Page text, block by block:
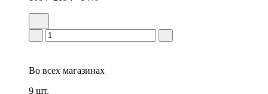
Во всех магазинах
9 шт.